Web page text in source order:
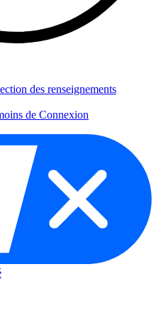
des renseignements
de Connexion